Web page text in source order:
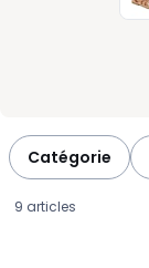
Catégorie
9 articles